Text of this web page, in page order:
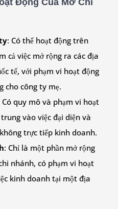
: Có thể hoạt động trên
cả việc mở rộng ra các địa
tế, với phạm vi hoạt động
cho công ty mẹ.
Có quy mô và phạm vi hoạt
vào việc đại diện và
trực tiếp kinh doanh.
: Chỉ là một phần mở rộng
nhánh, có phạm vi hoạt
kinh doanh tại một địa